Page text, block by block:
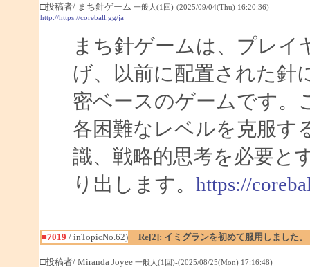
□投稿者/ まち針ゲーム 一般人(1回)-(2025/09/04(Thu) 16:20:36)
http://https://coreball.gg/ja
まち針ゲームは、プレイ
げ、以前に配置された針
密ベースのゲームです。
各困難なレベルを克服す
識、戦略的思考を必要と
り出します。 https://
■7019 / inTopicNo.62) Re[2]: イミグランを初めて服用しました。
□投稿者/ Miranda Joyee 一般人(1回)-(2025/08/25(Mon) 17:16:48)